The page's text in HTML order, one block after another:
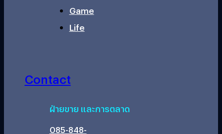
Game
Life
Contact
ฝ่ายขาย และการตลาด
085-848-